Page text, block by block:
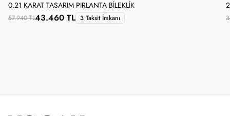
0.21 KARAT TASARIM PIRLANTA BILEKLIK
57.940 TL43.460 TL 3 Taksit İmkanı